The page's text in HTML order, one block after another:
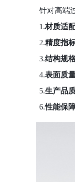
针对高端
1.材质适
2.精度指
3.结构规
4.表面质
5.生产品
6.性能保